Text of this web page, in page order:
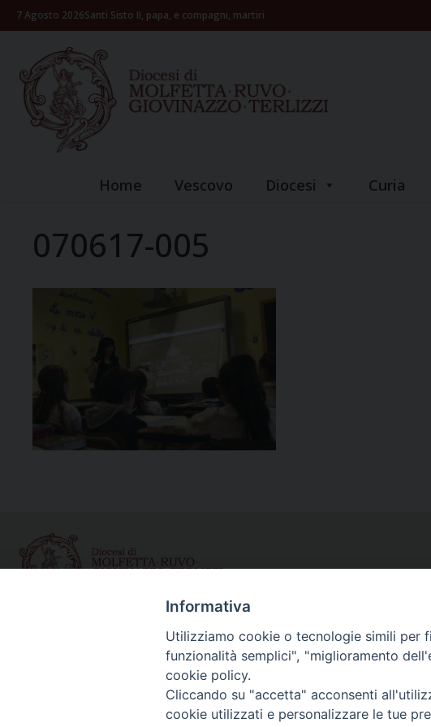
Skip7 Agosto 2026Santi Sisto II, papa, e compagni, martiri
Home Vescovo Diocesi Curia
070617-005
Piazza Giovene 4 – 70056 Molfetta (BA)
www.diocesimolfetta.it – diocesimolfetta@pec.chiesacattolica.it
Informativa
Utilizziamo cookie o tecnologie simili per
funzionalità semplici", "miglioramento
cookie policy.
Cliccando su "accetta" acconsenti
cookie utilizzati e personalizzare le tue